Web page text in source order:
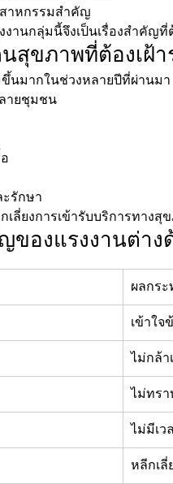
าหกรรมสำคัญ
านกลุ่มนี้จึงเป็นเรื่องสำคัญ
สุขภาพที่ต้องเฝ้า
ขึ้นมากในช่วงหลายปีที่ผ่านมา
ายชุมชน
รักษา
ลี่ยงการเข้ารับบริการทางสุ
องแรงงานต่าง
ผลกระ
เข้าใ
ไม่กล้า
ไม่ทร
ไม่มีเว
หลีกเลี่